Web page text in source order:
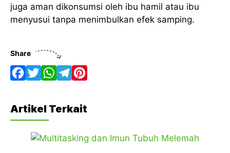
juga aman dikonsumsi oleh ibu hamil atau ibu
menyusui tanpa menimbulkan efek samping.
Share
a
c
w
i
h
a
t
e
t
Artikel Terkait